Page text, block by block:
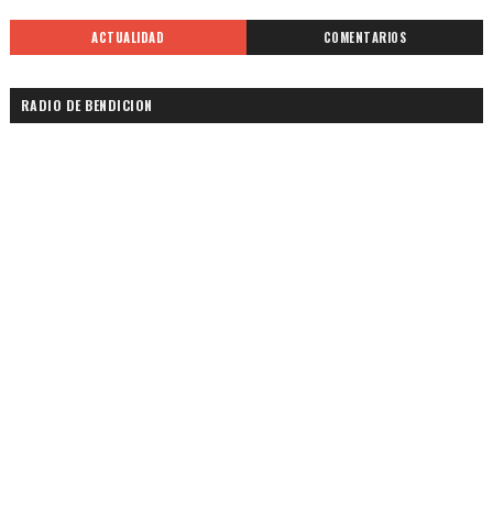
ACTUALIDAD COMENTARIOS
RADIO DE BENDICION